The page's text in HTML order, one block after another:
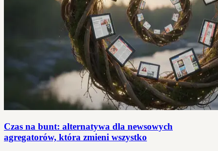
Czas na bunt: alternatywa dla newsowych
agregatorów, która zmieni wszystko